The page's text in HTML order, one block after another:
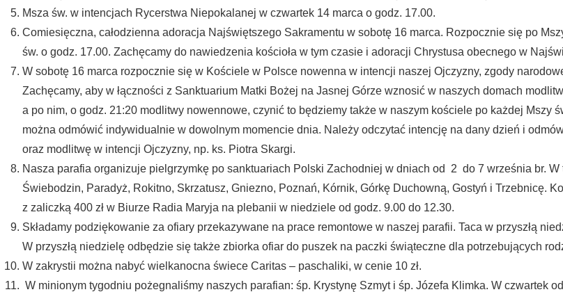
Msza św. w intencjach Rycerstwa Niepokalanej w czwartek 14 marca o godz. 17.00.
Comiesięczna, całodzienna adoracja Najświętszego Sakramentu w sobotę 16 marca. Rozpocznie się po
św. o godz. 17.00. Zachęcamy do nawiedzenia kościoła w tym czasie i adoracji Chrystusa obecnego w
W sobotę 16 marca rozpocznie się w Kościele w Polsce nowenna w intencji naszej Ojczyzny, zgody
Zachęcamy, aby w łączności z Sanktuarium Matki Bożej na Jasnej Górze wznosić w naszych domach
a po nim, o godz. 21:20 modlitwy nowennowe, czynić to będziemy także w naszym kościele po każdej Mszy
można odmówić indywidualnie w dowolnym momencie dnia. Należy odczytać intencję na dany dzień i
oraz modlitwę w intencji Ojczyzny, np. ks. Piotra Skargi.
Nasza parafia organizuje pielgrzymkę po sanktuariach Polski Zachodniej w dniach od 2 do 7 września br.
Świebodzin, Paradyż, Rokitno, Skrzatusz, Gniezno, Poznań, Kórnik, Górkę Duchowną, Gostyń i Trzebnicę.
z zaliczką 400 zł w Biurze Radia Maryja na plebanii w niedziele od godz. 9.00 do 12.30.
Składamy podziękowanie za ofiary przekazywane na prace remontowe w naszej parafii. Taca w przyszłą
W przyszłą niedzielę odbędzie się także zbiorka ofiar do puszek na paczki świąteczne dla potrzebujących
W zakrystii można nabyć wielkanocna świece Caritas – paschaliki, w cenie 10 zł.
W minionym tygodniu pożegnaliśmy naszych parafian: śp. Krystynę Szmyt i śp. Józefa Klimka. W czwartek